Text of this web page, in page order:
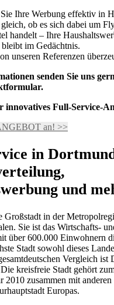
Ihre Werbung effektiv in
ob es sich dabei um
handelt – Ihre
im Gedächtnis.
unseren Referenzen
senden Sie uns
innovatives Full-Service-
an! >>
in
und
Großstadt in der
Sie ist das Wirtschafts-
über 600.000 Einwohnern
Stadt sowohl dieses
Vergleich ist
kreisfreie Stadt gehört
2010 zusammen mit anderen
Europas.